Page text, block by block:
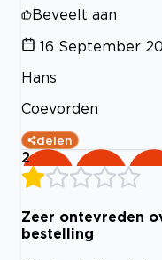
Beveelt aan
16 September
Hans
Coevorden
delen
2
Zeer ontevreden
bestelling